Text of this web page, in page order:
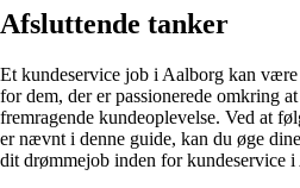
Afsluttende tanker
Et kundeservice job i Aalborg kan
for dem, der er passionerede omkring
fremragende kundeoplevelse. Ved at
er nævnt i denne guide, kan du øge
dit drømmejob inden for kundeservice